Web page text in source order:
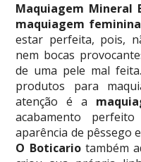
Maquiagem Mineral
maquiagem feminina
estar perfeita, pois,
nem bocas
de uma pele mal
produtos para
atenção é a
acabamento
aparência de pêssego
O Boticariotambém